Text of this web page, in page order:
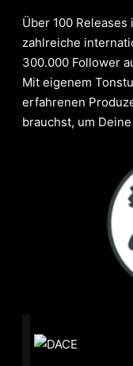
Über 100
zahlreiche
300.000 Follower
Mit eigenem
erfahrenen
brauchst, um